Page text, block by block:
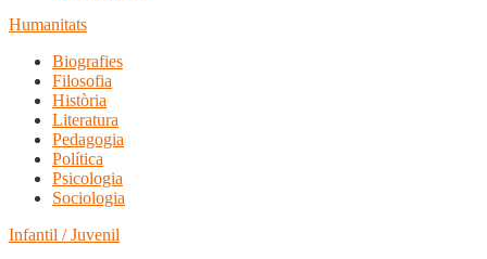
Humanitats
Biografies
Filosofia
Història
Literatura
Pedagogia
Política
Psicologia
Sociologia
Infantil / Juvenil